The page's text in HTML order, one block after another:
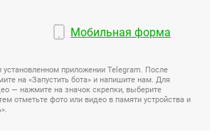
Мобильная форма
установленном приложении Telegram. После
на «Запустить бота» и напишите нам. Для
— нажмите на значок скрепки, выберите
отметьте фото или видео в памяти устройства и